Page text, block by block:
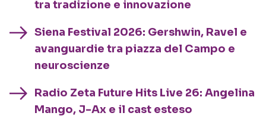
tra tradizione e innovazione
Siena Festival 2026: Gershwin, Ravel e
avanguardie tra piazza del Campo e
neuroscienze
Radio Zeta Future Hits Live 26: Angelina
Mango, J-Ax e il cast esteso